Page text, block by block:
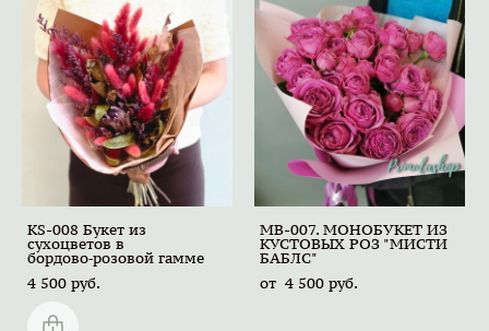
KS-008 Букет из
сухоцветов в
бордово‑розовой гамме
4 500 pуб.
MB-007. МОНОБУКЕТ ИЗ
КУСТОВЫХ РОЗ "МИСТИ
БАБЛС"
от 4 500 pуб.